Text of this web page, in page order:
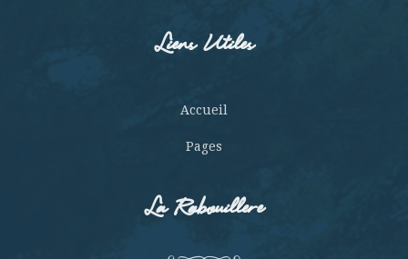
Liens Utiles
Accueil
Pages
La Rabouillere